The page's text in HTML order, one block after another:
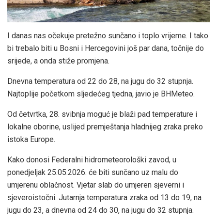
I danas nas očekuje pretežno sunčano i toplo vrijeme. I tako
bi trebalo biti u Bosni i Hercegovini još par dana, točnije do
srijede, a onda stiže promjena.
Dnevna temperatura od 22 do 28, na jugu do 32 stupnja.
Najtoplije početkom sljedećeg tjedna, javio je BHMeteo.
Od četvrtka, 28. svibnja moguć je blaži pad temperature i
lokalne oborine, uslijed premještanja hladnijeg zraka preko
istoka Europe.
Kako donosi Federalni hidrometeorološki zavod, u
ponedjeljak 25.05.2026. će biti sunčano uz malu do
umjerenu oblačnost. Vjetar slab do umjeren sjeverni i
sjeveroistočni. Jutarnja temperatura zraka od 13 do 19, na
jugu do 23, a dnevna od 24 do 30, na jugu do 32 stupnja.